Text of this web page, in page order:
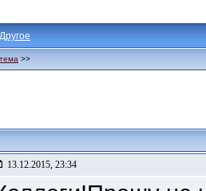
Другое
>>
13.12.2015, 23:34